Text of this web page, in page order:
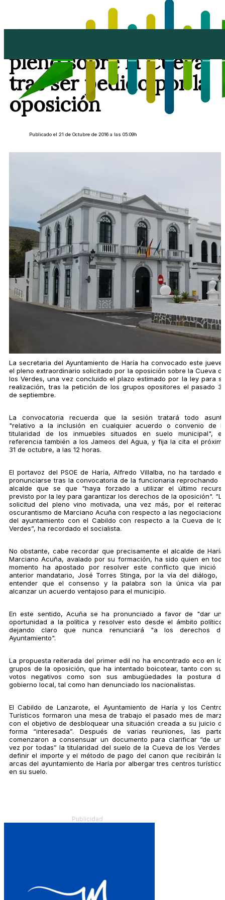
pleno sobre la Cueva
tras ser pedido por la
oposición
Publicado el 21 de Octubre de 2016 a las 05:09h
La secretaria del Ayuntamiento de Haría ha convocado este
el pleno extraordinario solicitado por la oposición sobre la Cueva
los Verdes, una vez concluido el plazo estimado por la ley para
realización, tras la petición de los grupos opositores el pasado
de septiembre.
La convocatoria recuerda que la sesión tratará todo
"relativo a la inclusión en cualquier acuerdo o convenio de
titularidad de los inmuebles situados en suelo municipal",
referencia también a los Jameos del Agua, y fija la cita el
31 de octubre, a las 12 horas.
El portavoz del PSOE de Haría, Alfredo Villalba, no ha tardado
pronunciarse tras la convocatoria de la funcionaria reprochando
alcalde que se que "haya forzado a utilizar el último
previsto por la ley para garantizar los derechos de la oposición".
solicitud del pleno vino motivada, una vez más, por el
oscurantismo de Marciano Acuña con respecto a las
del ayuntamiento con el Cabildo con respecto a la Cueva de
Verdes”, ha recordado el socialista.
No obstante, cabe recordar que precisamente el alcalde de
Marciano Acuña, avalado por su formación, ha sido quien en
momento ha apostado por resolver este conflicto que inició
anterior mandatario, José Torres Stinga, por la vía del diálogo,
entender que el consenso y la palabra son la única vía
alcanzar un acuerdo ventajoso para el municipio.
En este sentido, Acuña se ha pronunciado a favor de "dar
oportunidad a la política y resolver esto desde el ámbito
dejando claro que nunca renunciará "a los derechos
Ayuntamiento".
La propuesta reiterada del primer edil no ha encontrado eco en
grupos de la oposición, que ha intentado boicotear, tanto con
votos negativos como son sus ambugüedades la postura
gobierno local, tal como han denunciado los nacionalistas.
El Cabildo de Lanzarote, el Ayuntamiento de Haría y los
Turísticos formaron una mesa de trabajo el pasado mes de
con el objetivo de desbloquear una situación creada a su juicio
forma “interesada”. Después de varias reuniones, las
comenzaron a consensuar un documento para clarificar “de
vez por todas” la titularidad del suelo de la Cueva de los Verdes
definir el importe y el método de pago del canon que recibirán
arcas del ayuntamiento de Haría por albergar tres centros
en su suelo.
Publicidad